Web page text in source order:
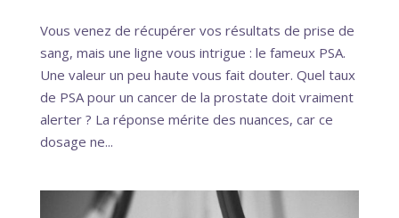
Vous venez de récupérer vos résultats de prise de
sang, mais une ligne vous intrigue : le fameux PSA.
Une valeur un peu haute vous fait douter. Quel taux
de PSA pour un cancer de la prostate doit vraiment
alerter ? La réponse mérite des nuances, car ce
dosage ne...